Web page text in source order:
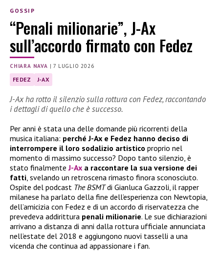
GOSSIP
“Penali milionarie”, J-Ax
sull’accordo firmato con Fedez
CHIARA NAVA |7 LUGLIO 2026
FEDEZ J-AX
J-Ax ha rotto il silenzio sulla rottura con Fedez, raccontando
i dettagli di quello che è successo.
Per anni è stata una delle domande più ricorrenti della
musica italiana: perché J-Ax e Fedez hanno deciso di
interrompere il loro sodalizio artistico proprio nel
momento di massimo successo? Dopo tanto silenzio, è
stato finalmenteJ-Ax a raccontare la sua versione dei
fatti , svelando un retroscena rimasto finora sconosciuto.
Ospite del podcast The BSMTdi Gianluca Gazzoli, il rapper
milanese ha parlato della fine dell’esperienza con Newtopia,
dell’amicizia con Fedez e di un accordo di riservatezza che
prevedeva addirittura penali milionarie. Le sue dichiarazioni
arrivano a distanza di anni dalla rottura ufficiale annunciata
nell’estate del 2018 e aggiungono nuovi tasselli a una
vicenda che continua ad appassionare i fan.